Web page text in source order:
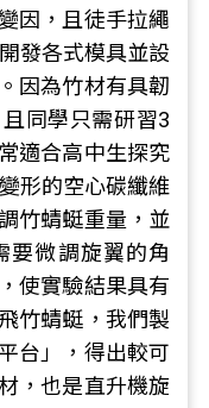
因，且徒手拉繩
發各式模具並設
因為竹材有具韌
同學只需研習3
適合高中生探究
形的空心碳纖維
竹蜻蜓重量，並
要微調旋翼的角
使實驗結果具有
竹蜻蜓，我們製
台」，得出較可
，也是直升機旋